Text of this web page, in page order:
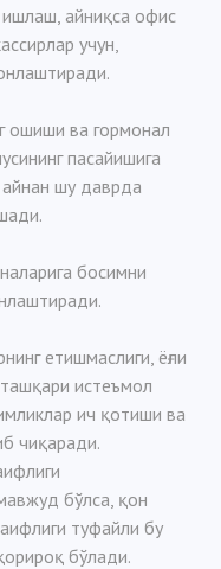
айниқса офис
учун,
ошиши ва гормонал
пасайишига
шу даврда
босимни
етишмаслиги, ёғли
истеъмол
ич қотиши ва
чиқаради.
бўлса, қон
туфайли бу
бўлади.